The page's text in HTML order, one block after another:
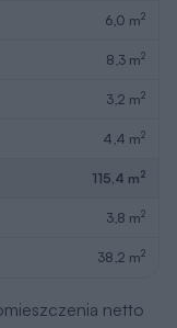
6,0 m2
8,3 m2
3,2 m2
4,4 m2
115,4 m2
3,8 m2
38,2 m2
netto